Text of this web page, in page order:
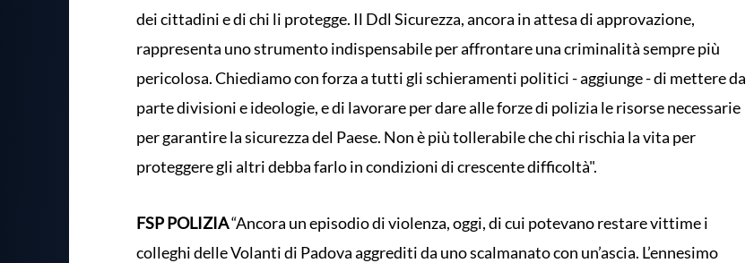
dei cittadini e di chi li protegge. Il Ddl Sicurezza, ancora in attesa di approvazione,
rappresenta uno strumento indispensabile per affrontare una criminalità sempre più
pericolosa. Chiediamo con forza a tutti gli schieramenti politici - aggiunge - di mettere da
parte divisioni e ideologie, e di lavorare per dare alle forze di polizia le risorse necessarie
per garantire la sicurezza del Paese. Non è più tollerabile che chi rischia la vita per
proteggere gli altri debba farlo in condizioni di crescente difficoltà".
FSP POLIZIA“Ancora un episodio di violenza, oggi, di cui potevano restare vittime i
colleghi delle Volanti di Padova aggrediti da uno scalmanato con un’ascia. L’ennesimo